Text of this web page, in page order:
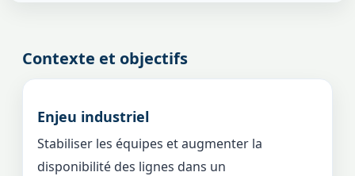
Contexte et objectifs
Enjeu industriel
Stabiliser les équipes et augmenter la
disponibilité des lignes dans un